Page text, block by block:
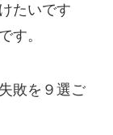
たいです
す。
敗を９選ご